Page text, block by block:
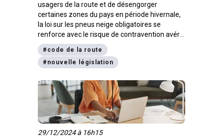
usagers de la route et de désengorger
certaines zones du pays en période hivernale,
la loi sur les pneus neige obligatoires se
renforce avec le risque de contravention avéré
depuis novembre 2024.
# code de la route
# nouvelle législation
29/12/2024 à 16h15